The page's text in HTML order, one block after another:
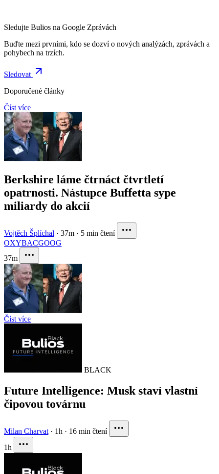
Sledujte Bulios na Google Zprávách
Buďte mezi prvními, kdo se dozví o nových analýzách, zprávách a
pohybech na trzích.
Sledovat
Doporučené články
Číst více
Berkshire láme čtrnáct čtvrtletí
opatrnosti. Nástupce Buffetta sype
miliardy do akcií
Vojtěch Šplíchal · 37m · 5 min čtení
OXYBACGOOG
37m
Číst více
BLACK
Future Intelligence: Musk staví vlastní
čipovou továrnu
Milan Charvat · 1h · 16 min čtení
1h